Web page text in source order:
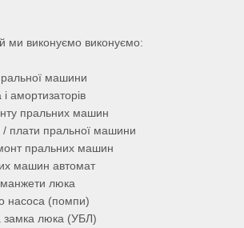
ми виконуємо виконуємо:
машини
амортизаторів
пральних машин
плати пральної машини
пральних машин
машин автомат
манжети люка
насоса (помпи)
замка люка (УБЛ)